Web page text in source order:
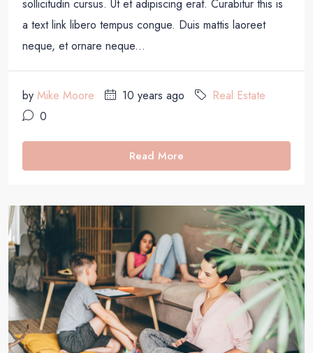
sollicitudin cursus. Ut et adipiscing erat. Curabitur this is
a text link libero tempus congue. Duis mattis laoreet
neque, et ornare neque...
by Mike Moore 10 years ago
Real Estate
0
Read More